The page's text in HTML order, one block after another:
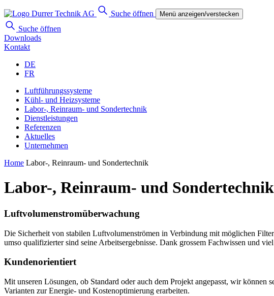
Suche öffnen Menü anzeigen/verstecken
Suche öffnen
Downloads
Kontakt
DE
FR
Luftführungssysteme
Kühl- und Heizsysteme
Labor-, Reinraum- und Sondertechnik
Dienstleistungen
Referenzen
Aktuelles
Unternehmen
Home Labor-, Reinraum- und Sondertechnik
Labor-, Reinraum- und Sondertechnik
Luftvolumen­stromüberwachung
Die Sicherheit von stabilen Luftvolumenströmen in Verbindung mit möglichen
umso qualifizierter sind seine Arbeitsergebnisse. Dank grossem Fachwissen und
Kundenorientiert
Mit unseren Lösungen, ob Standard oder auch dem Projekt angepasst, wir
Varianten zur Energie- und Kostenoptimierung erarbeiten.